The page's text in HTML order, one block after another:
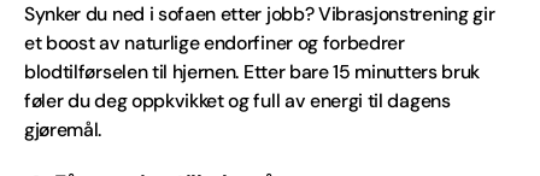
Synker du ned i sofaen etter jobb? Vibrasjonstrening gir
et boost av naturlige endorfiner og forbedrer
blodtilførselen til hjernen. Etter bare 15 minutters bruk
føler du deg oppkvikket og full av energi til dagens
gjøremål.